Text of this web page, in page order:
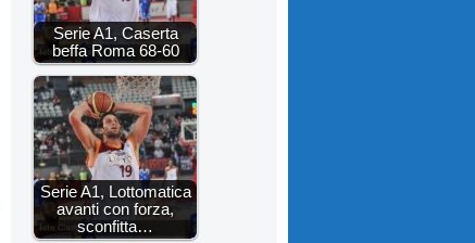
Serie A1, Caserta
beffa Roma 68-60
Serie A1, Lottomatica
avanti con forza,
sconfitta…